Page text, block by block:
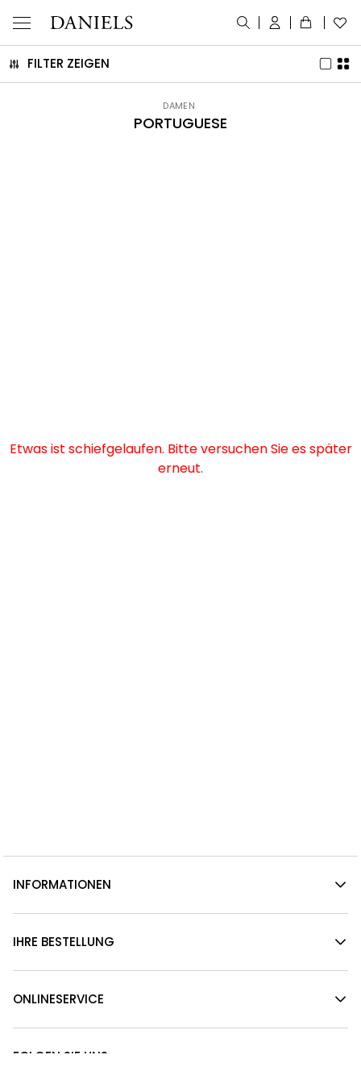
DAMEN
PORTUGUESE
FILTER ZEIGEN
Etwas ist schiefgelaufen. Bitte versuchen Sie es später
erneut.
INFORMATIONEN
IHRE BESTELLUNG
ONLINESERVICE
FOLGEN SIE UNS